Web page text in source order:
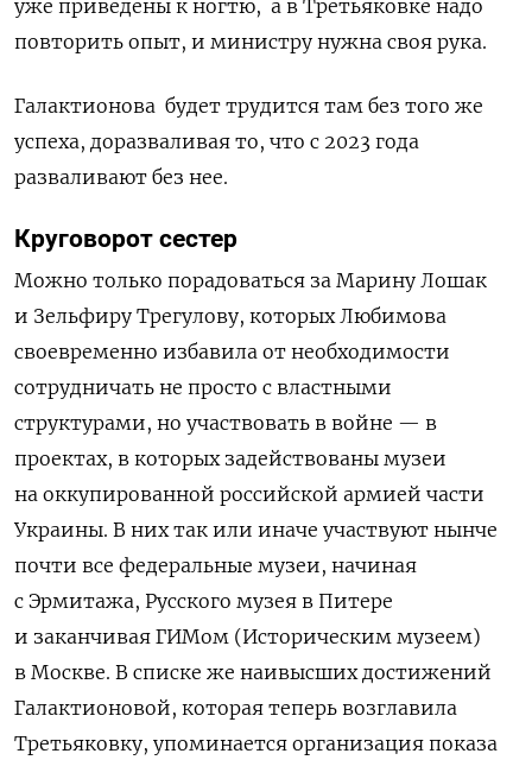
уже приведены к ногтю, а в Третьяковке надо
повторить опыт, и министру нужна своя рука.
Галактионова будет трудится там без того же
успеха, доразваливая то, что с 2023 года
разваливают без нее.
Круговорот сестер
Можно только порадоваться за Марину Лошак
и Зельфиру Трегулову, которых Любимова
своевременно избавила от необходимости
сотрудничать не просто с властными
структурами, но участвовать в войне — в
проектах, в которых задействованы музеи
на оккупированной российской армией части
Украины. В них так или иначе участвуют нынче
почти все федеральные музеи, начиная
с Эрмитажа, Русского музея в Питере
и заканчивая ГИМом (Историческим музеем)
в Москве. В списке же наивысших достижений
Галактионовой, которая теперь возглавила
Третьяковку, упоминается организация показа